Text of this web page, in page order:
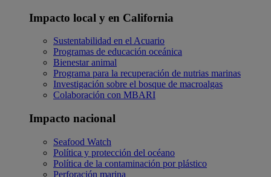
Impacto local y en California
Sustentabilidad en el Acuario
Programas de educación oceánica
Bienestar animal
Programa para la recuperación de nutrias marinas
Investigación sobre el bosque de macroalgas
Colaboración con MBARI
Impacto nacional
Seafood Watch
Política y protección del océano
Política de la contaminación por plástico
Perforación marina